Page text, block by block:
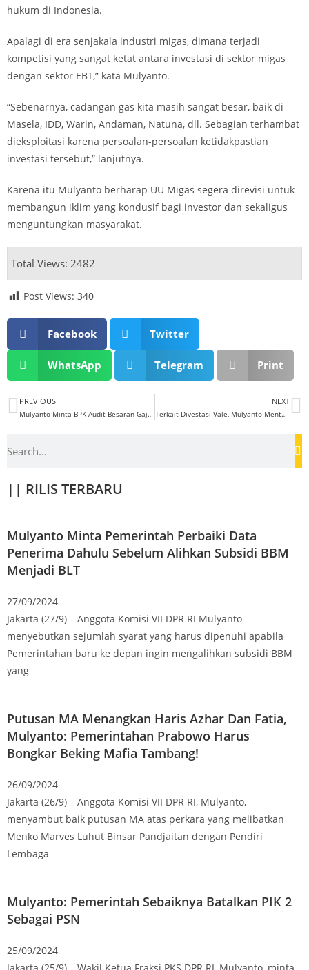
hukum di Indonesia.
Apalagi di era senjakala industri migas, dimana terjadi
kompetisi yang sangat ketat antara investasi di sektor migas
dengan sektor EBT,” kata Mulyanto.
“Sebenarnya, cadangan gas kita masih sangat besar, baik di
Masela, IDD, Warin, Andaman, Natuna, dll. Sebagian terhambat
dieksploitasi karena persoalan-persoalan ketidakpastian
investasi tersebut,” lanjutnya.
Karena itu Mulyanto berharap UU Migas segera direvisi untuk
membangun iklim yang kondusif bagi investor dan sekaligus
menguntungkan masyarakat.
Total Views: 2482
Post Views: 340
Facebook Twitter
WhatsApp Telegram Print
PREVIOUS
Mulyanto Minta BPK Audit Besaran Gaji Ahok
NEXT
Terkait Divestasi Vale, Mulyanto Menteri ESDM Jangan Mbalelo
|| RILIS TERBARU
Mulyanto Minta Pemerintah Perbaiki Data
Penerima Dahulu Sebelum Alihkan Subsidi BBM
Menjadi BLT
27/09/2024
Jakarta (27/9) – Anggota Komisi VII DPR RI Mulyanto
menyebutkan sejumlah syarat yang harus dipenuhi apabila
Pemerintahan baru ke depan ingin mengalihkan subsidi BBM
yang
Putusan MA Menangkan Haris Azhar Dan Fatia,
Mulyanto: Pemerintahan Prabowo Harus
Bongkar Beking Mafia Tambang!
26/09/2024
Jakarta (26/9) – Anggota Komisi VII DPR RI, Mulyanto,
menyambut baik putusan MA atas perkara yang melibatkan
Menko Marves Luhut Binsar Pandjaitan dengan Pendiri
Lembaga
Mulyanto: Pemerintah Sebaiknya Batalkan PIK 2
Sebagai PSN
25/09/2024